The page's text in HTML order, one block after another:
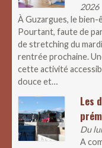
2026
À Guzargues, le bien-
Pourtant, faute de
de stretching du
rentrée prochaine.
cette activité
douce et…
Les
Du
A